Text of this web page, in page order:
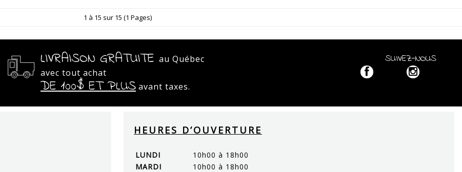
1 à 15 sur 15 (1 Pages)
LIVRAISON GRATUITEau Québec
avec tout achat
DE 100$ ET PLUS avant taxes.
SUIVEZ-NOUS
HEURES D’OUVERTURE
LUNDI
10h00 à 18h00
MARDI
10h00 à 18h00